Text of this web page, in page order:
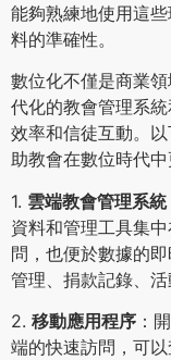
能夠熟練地使用這
料的準確性。
數位化不僅是商業
代化的教會管理系
效率和信徒互動。
助教會在數位時代中
1. 雲端教會管理系統
資料和管理工具集
問，也便於數據的
管理、捐款記錄、活
2. 移動應用程序 ：
端的快速訪問，可